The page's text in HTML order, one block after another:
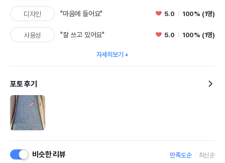
디자인 "마음에 들어요" 5.0 100% (1명)
사용성 "잘 쓰고 있어요" 5.0 100% (1명)
자세히보기
포토 후기
비슷한 리뷰 만족도순 최신순